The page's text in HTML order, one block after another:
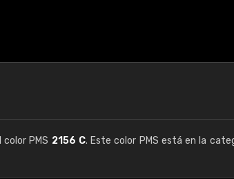
PMS 2156 C. Este color PMS está en la